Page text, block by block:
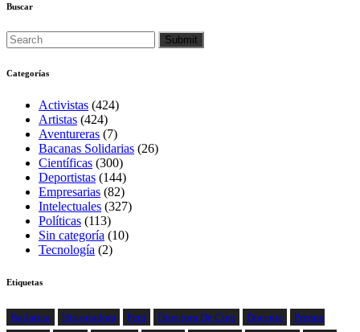
Buscar
Categorías
Activistas (424)
Artistas (424)
Aventureras (7)
Bacanas Solidarias (26)
Científicas (300)
Deportistas (144)
Empresarias (82)
Intelectuales (327)
Políticas (113)
Sin categoría (10)
Tecnología (2)
Etiquetas
Bailarina Historiadora Perú Directora De Cine Docente
Premio